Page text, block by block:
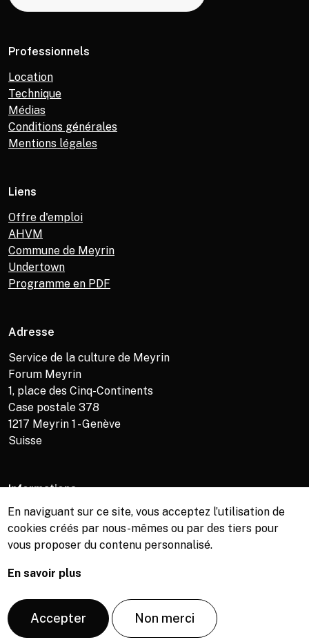
Professionnels
Location
Technique
Médias
Conditions générales
Mentions légales
Liens
Offre d'emploi
AHVM
Commune de Meyrin
Undertown
Programme en PDF
Adresse
Service de la culture de Meyrin
Forum Meyrin
1, place des Cinq-Continents
Case postale 378
1217 Meyrin 1 - Genève
Suisse
Informations
Service de la culture +41 (0)22 989 16 69
Billetterie +41 (0)22 989 34 34
Bibliothèque +41 (0)22 989 34 74
© Copyright, Service de la culture de Meyrin, 2026
En naviguant sur ce site, vous acceptez l’utilisation de
cookies créés par nous-mêmes ou par des tiers pour
vous proposer du contenu personnalisé.
En savoir plus
Accepter Non merci